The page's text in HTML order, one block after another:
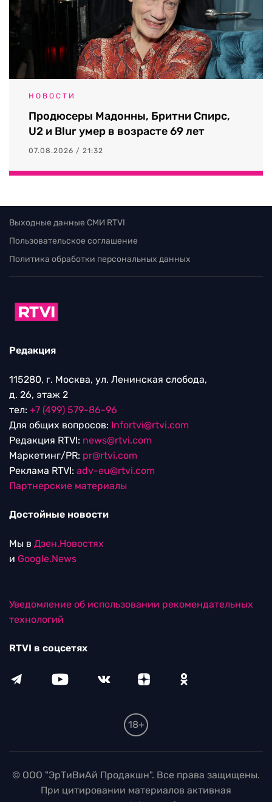
НОВОСТИ
Продюсеры Мадонны, Бритни Спирс,
U2 и Blur умер в возрасте 69 лет
07.08.2026 / 21:32
Выходные данные СМИ RTVI
Пользовательское соглашение
Политика обработки персональных данных
Редакция
115280, г. Москва, ул. Ленинская слобода,
д. 26, этаж 2
тел: +7 (499) 579-86-96
Для общих вопросов: Infortvi@rtvi.com
Редакция RTVI: news@rtvi.com
Маркетинг/PR: pr@rtvi.com
Реклама RTVI: adv-eu@rtvi.com
Партнерские материалы
Достойные новости
Мы в Дзен.Новостях
и Google.News
Уведомление об использовании рекомендательных
технологий
RTVI в соцсетях
18+
© ООО "ЭрТиВиАй Продакшн". Все права защищены.
При цитировании материалов активная